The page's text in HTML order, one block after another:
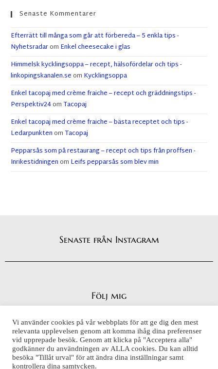
Senaste Kommentarer
Efterrätt till många som går att förbereda – 5 enkla tips -
Nyhetsradarom Enkel cheesecake i glas
Himmelsk kycklingsoppa – recept, hälsofördelar och tips -
linkopingskanalen.seom Kycklingsoppa
Enkel tacopaj med crème fraiche – recept och gräddningstips -
Perspektiv24omTacopaj
Enkel tacopaj med crème fraiche – bästa receptet och tips -
LedarpunktenomTacopaj
Pepparsås som på restaurang – recept och tips från proffsen -
Inrikestidningenom Leifs pepparsås som blev min
Senaste från Instagram
Följ mig
Integritetspolicy
Cookiepolicy
Vi använder cookies på vår webbplats för att ge dig den mest
relevanta upplevelsen genom att komma ihåg dina preferenser
vid upprepade besök. Genom att klicka på "Acceptera alla"
godkänner du användningen av ALLA cookies. Du kan alltid
besöka "Tillåt urval" för att ändra dina inställningar samt
kontrollera dina samtycken.